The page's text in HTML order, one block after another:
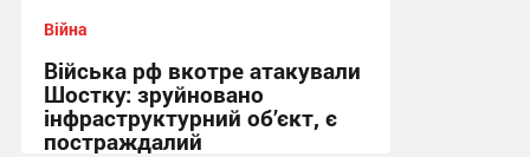
Війна
Війська рф вкотре атакували
Шостку: зруйновано
інфраструктурний об’єкт, є
постраждалий